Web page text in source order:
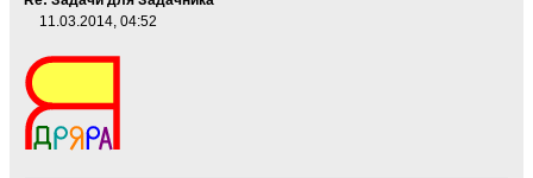
11.03.2014, 04:52